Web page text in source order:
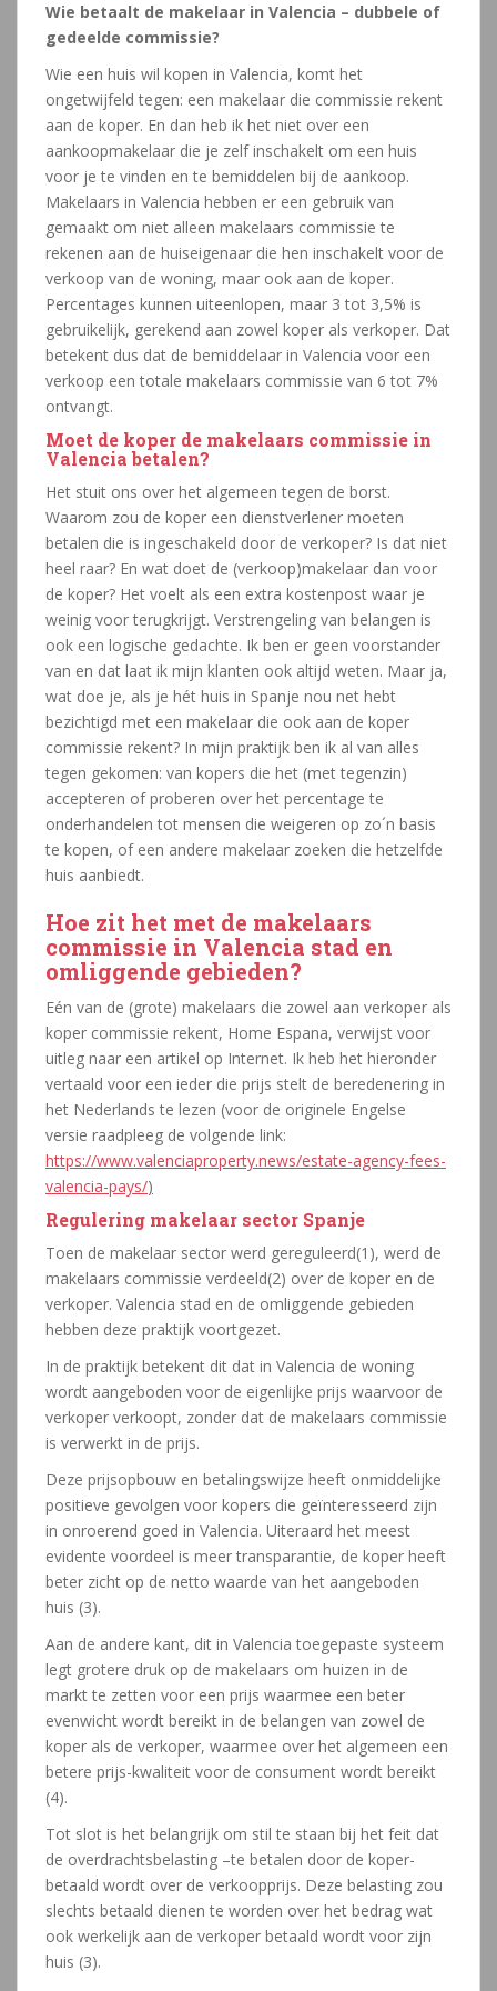
Wie betaalt de makelaar in Valencia – dubbele of
gedeelde commissie?
Wie een huis wil kopen in Valencia, komt het
ongetwijfeld tegen: een makelaar die commissie rekent
aan de koper. En dan heb ik het niet over een
aankoopmakelaar die je zelf inschakelt om een huis
voor je te vinden en te bemiddelen bij de aankoop.
Makelaars in Valencia hebben er een gebruik van
gemaakt om niet alleen makelaars commissie te
rekenen aan de huiseigenaar die hen inschakelt voor de
verkoop van de woning, maar ook aan de koper.
Percentages kunnen uiteenlopen, maar 3 tot 3,5% is
gebruikelijk, gerekend aan zowel koper als verkoper. Dat
betekent dus dat de bemiddelaar in Valencia voor een
verkoop een totale makelaars commissie van 6 tot 7%
ontvangt.
Moet de koper de makelaars commissie in
Valencia betalen?
Het stuit ons over het algemeen tegen de borst.
Waarom zou de koper een dienstverlener moeten
betalen die is ingeschakeld door de verkoper? Is dat niet
heel raar? En wat doet de (verkoop)makelaar dan voor
de koper? Het voelt als een extra kostenpost waar je
weinig voor terugkrijgt. Verstrengeling van belangen is
ook een logische gedachte. Ik ben er geen voorstander
van en dat laat ik mijn klanten ook altijd weten. Maar ja,
wat doe je, als je hét huis in Spanje nou net hebt
bezichtigd met een makelaar die ook aan de koper
commissie rekent? In mijn praktijk ben ik al van alles
tegen gekomen: van kopers die het (met tegenzin)
accepteren of proberen over het percentage te
onderhandelen tot mensen die weigeren op zo´n basis
te kopen, of een andere makelaar zoeken die hetzelfde
huis aanbiedt.
Hoe zit het met de makelaars
commissie in Valencia stad en
omliggende gebieden?
Eén van de (grote) makelaars die zowel aan verkoper als
koper commissie rekent, Home Espana, verwijst voor
uitleg naar een artikel op Internet. Ik heb het hieronder
vertaald voor een ieder die prijs stelt de beredenering in
het Nederlands te lezen (voor de originele Engelse
versie raadpleeg de volgende link:
https://www.valenciaproperty.news/estate-agency-fees-
valencia-pays/)
Regulering makelaar sector Spanje
Toen de makelaar sector werd gereguleerd(1), werd de
makelaars commissie verdeeld(2) over de koper en de
verkoper. Valencia stad en de omliggende gebieden
hebben deze praktijk voortgezet.
In de praktijk betekent dit dat in Valencia de woning
wordt aangeboden voor de eigenlijke prijs waarvoor de
verkoper verkoopt, zonder dat de makelaars commissie
is verwerkt in de prijs.
Deze prijsopbouw en betalingswijze heeft onmiddelijke
positieve gevolgen voor kopers die geïnteresseerd zijn
in onroerend goed in Valencia. Uiteraard het meest
evidente voordeel is meer transparantie, de koper heeft
beter zicht op de netto waarde van het aangeboden
huis (3).
Aan de andere kant, dit in Valencia toegepaste systeem
legt grotere druk op de makelaars om huizen in de
markt te zetten voor een prijs waarmee een beter
evenwicht wordt bereikt in de belangen van zowel de
koper als de verkoper, waarmee over het algemeen een
betere prijs-kwaliteit voor de consument wordt bereikt
(4).
Tot slot is het belangrijk om stil te staan bij het feit dat
de overdrachtsbelasting –te betalen door de koper-
betaald wordt over de verkoopprijs. Deze belasting zou
slechts betaald dienen te worden over het bedrag wat
ook werkelijk aan de verkoper betaald wordt voor zijn
huis (3).